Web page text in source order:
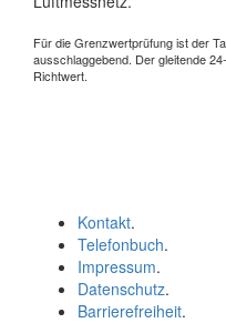
Für die Grenzwertprüfung ist der
ausschlaggebend. Der gleitende
Richtwert.
Kontakt.
Telefonbuch.
Impressum.
Datenschutz.
Barrierefreiheit.